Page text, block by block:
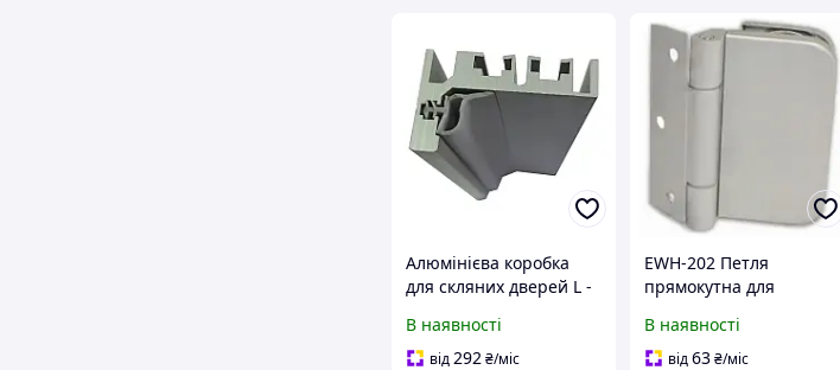
Алюмінієва коробка
для скляних дверей L -
наличника)
В наявності
від292₴/міс
EWH-202 Петля
прямокутна для
В наявності
від63₴/міс